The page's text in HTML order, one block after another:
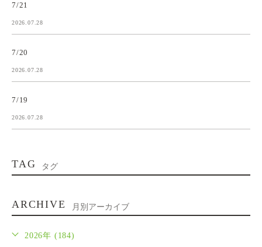
7/21
2026.07.28
7/20
2026.07.28
7/19
2026.07.28
TAG タグ
ARCHIVE 月別アーカイブ
2026年 (184)